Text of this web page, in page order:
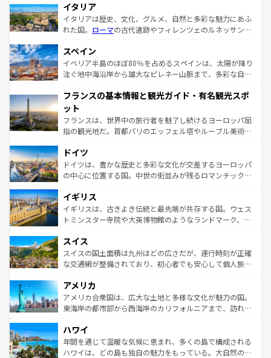
イタリア
イタリアは歴史、文化、グルメ、自然と多彩な魅力にあふ
れた国。 ローマの古代遺跡やフィレンツェのルネッサンス
ろん、トスカーナの美しい田園風景やアマルフィ海岸の絶
景など、自然景観も見逃せない。観光の合間には、本場の
ピザやパスタなど、絶品のイタリア料理を堪能することも
ませてくれるイタリアで、忘れられない旅をしてみよう！
なお、新着のイタリア情報は
しい。
スペイン
イベリア半島のほぼ80％を占めるスペインは、太陽が降り
注ぐ地中海沿岸から雄大なピレネー山脈まで、多彩な自然
文化が根付くこの国では、情熱的なフラメンコ、熱気あふ
れる闘牛、そして美味しいタパスが生活の一部となってい
る。首都マドリードの洗練された雰囲気や、バルセロナの
アートに溢れた街角から、地方では古代ローマ遺跡や中世
せる。地方によって風土や気候が異なるスペインはその個
性で訪れる人を魅了する。 なお、新着のスペイン情報は コ
ンテンツ一覧を参照してほしい。
フランスの基本情報と観光ガイド・有名観光スポ
ット
フランスは、世界中の旅行者を魅了し続けるヨーロッパ屈
指の観光地だ。首都パリのエッフェル塔やルーブル美術館
で、幅広い魅力が詰まっている。華麗な宮殿、歴史的な大
聖堂、美しいビーチ、そして豊かな自然が、訪れる者を心
から魅了する。また、フランスは美食の国としても知ら
いる。シャンパンの発祥地であるランス、プロヴァンスの
香り高いラベンダー畑など、多彩な楽しみ方が可能だ。さ
らに、パリ以外の地域にも魅力が溢れており、どの街角に
れる地方に足を運ぶとそれぞれで全く異なる文化を体験で
きるだろう。 なお、新着のフランス情報はコンテンツ一覧
を参照してほしい。
ドイツ
ドイツは、豊かな歴史と多彩な文化が交差するヨーロッパ
の中心に位置する国。中世の街並みが残るロマンチック街
顔を持つこの国は、どこを歩いても飽きることがない。ベ
ルリンの文化的活気、バイエルン州のアルプスの絶景、そ
してライン川沿いのワイン畑といった風景は必見。ビール
は、お酒好きな人にはぜひ体験してほしい。 なお、新着の
ドイツ情報はコンテンツ一覧を参照してほしい。
イギリス
イギリスは、古きよき伝統と最先端が共存する国。ウェス
トミンスター寺院や大英博物館のようなランドマーク、歴
リアごとに異なる魅力がある。また、優雅なアフタヌーン
ティー、ビール好きにはたまらない英国パブ、サッカー観
戦など、本場だからこそできる体験も豊富。イギリスを旅
ンツ一覧を参照してほしい。
スイス
スイスの国土面積は九州ほどの広さだが、運行時刻が正確
な交通網が整備されており、初心者でも安心して個人旅行
の建物がそのまま残る町や、スイスならではのユニークな
博物館もあり、アルプス観光だけでなく町歩きも満喫する
ことができる。国民の所得が高いため物価も高いが、旅行
ば市内交通費無料で観光を楽しむこともできる。 なお、新
着のスイス情報はコンテンツ一覧 を参照してほしい。
アメリカ
アメリカ合衆国は、広大な土地と多様な文化が魅力の国。
東海岸の都市部から西海岸のカリフォルニアまで、訪れる
のような巨大都市は、観光、ショッピング、エンターテイ
ンメントが詰まった刺激的なスポットだ。一方、アメリカ
西部には大自然が広がり、グランドキャニオンやイエロー
ハワイ
年間を通じて温暖な気候に恵まれ、多くの島で構成される
ハワイは、どの島も独自の魅力をもっている。大自然の神